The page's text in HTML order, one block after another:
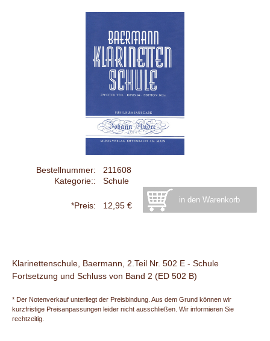
Bestellnummer:
211608
Kategorie::
Schule
*Preis: 12,95 €
Klarinettenschule, Baermann, 2.Teil Nr. 502 E - Schule
Fortsetzung und Schluss von Band 2 (ED 502 B)
* Der Notenverkauf unterliegt der Preisbindung. Aus dem Grund können wir
kurzfristige Preisanpassungen leider nicht ausschließen. Wir informieren Sie
rechtzeitig.